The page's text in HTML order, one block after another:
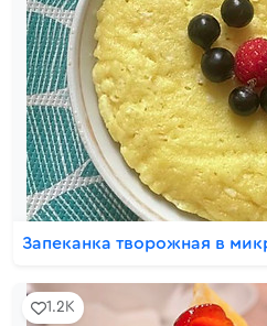
Запеканка творожная в
1.2K